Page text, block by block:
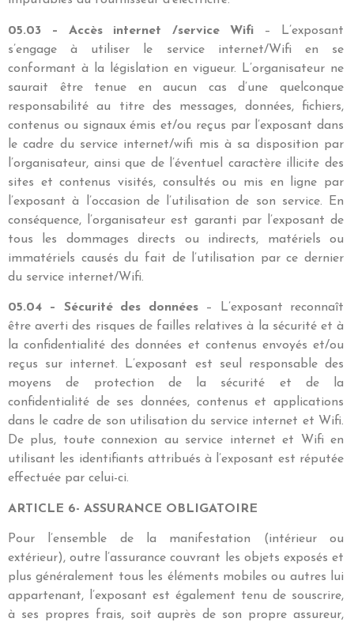
05.03 – Accès internet /service Wifi– L’exposant
s’engage à utiliser le service internet/Wifi en se
conformant à la législation en vigueur. L’organisateur ne
saurait être tenue en aucun cas d’une quelconque
responsabilité au titre des messages, données, fichiers,
contenus ou signaux émis et/ou reçus par l’exposant dans
le cadre du service internet/wifi mis à sa disposition par
l’organisateur, ainsi que de l’éventuel caractère illicite des
sites et contenus visités, consultés ou mis en ligne par
l’exposant à l’occasion de l’utilisation de son service. En
conséquence, l’organisateur est garanti par l’exposant de
tous les dommages directs ou indirects, matériels ou
immatériels causés du fait de l’utilisation par ce dernier
du service internet/Wifi.
05.04 – Sécurité des données
– L’exposant reconnaît
être averti des risques de failles relatives à la sécurité et à
la confidentialité des données et contenus envoyés et/ou
reçus sur internet. L’exposant est seul responsable des
moyens de protection de la sécurité et de la
confidentialité de ses données, contenus et applications
dans le cadre de son utilisation du service internet et Wifi.
De plus, toute connexion au service internet et Wifi en
utilisant les identifiants attribués à l’exposant est réputée
effectuée par celui-ci.
ARTICLE 6- ASSURANCE OBLIGATOIRE
Pour l’ensemble de la manifestation (intérieur ou
extérieur), outre l’assurance couvrant les objets exposés et
plus généralement tous les éléments mobiles ou autres lui
appartenant, l’exposant est également tenu de souscrire,
à ses propres frais, soit auprès de son propre assureur,